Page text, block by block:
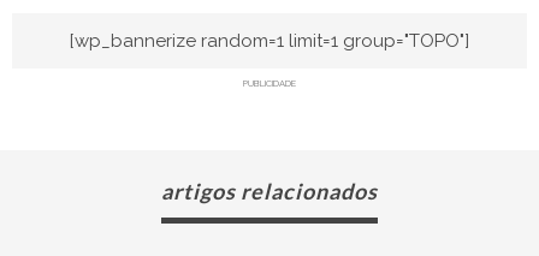
[wp_bannerize random=1 limit=1 group="TOPO"]
PUBLICIDADE
artigos relacionados